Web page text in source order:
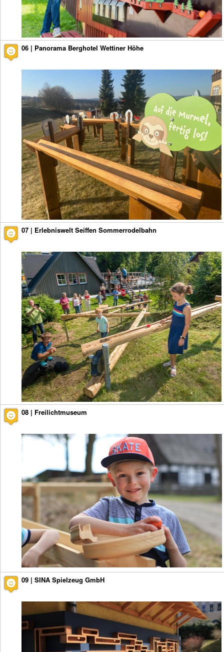
06 | Panorama Berghotel Wettiner Höhe
07 | Erlebniswelt Seiffen Sommerrodelbahn
08 | Freilichtmuseum
09 | SINA Spielzeug GmbH